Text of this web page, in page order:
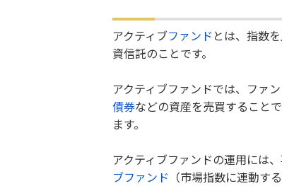
アクティブファンド とは、指数
資信託のことです。
アクティブファンドでは、ファ
債券などの資産を売買することで
ます。
アクティブファンドの運用には
ブファンド （市場指数に連動す